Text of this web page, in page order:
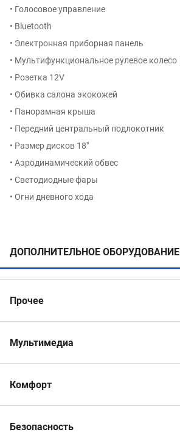
• Голосовое управление
• Bluetooth
• Электронная приборная панель
• Мультифункциональное рулевое колесо
• Розетка 12V
• Обивка салона экокожей
• Панорамная крыша
• Передний центральный подлокотник
• Размер дисков 18″
• Аэродинамический обвес
• Светодиодные фары
• Огни дневного хода
ДОПОЛНИТЕЛЬНОЕ ОБОРУДОВАНИЕ
Прочее
Мультимедиа
CarPlay
USB
Голосовое управление
Комфорт
Бортовой компьютер
Безопасность